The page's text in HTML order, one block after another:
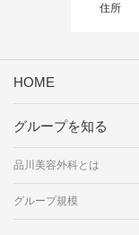
住所
HOME
グループを知る
品川美容外科とは
グループ規模